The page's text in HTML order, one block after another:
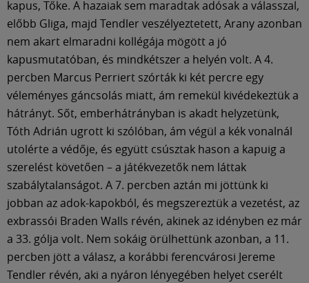
kapus, Tőke. A hazaiak sem maradtak adósak a válasszal,
előbb Gliga, majd Tendler veszélyeztetett, Arany azonban
nem akart elmaradni kollégája mögött a jó
kapusmutatóban, és mindkétszer a helyén volt. A 4.
percben Marcus Perriert szórták ki két percre egy
véleményes gáncsolás miatt, ám remekül kivédekeztük a
hátrányt. Sőt, emberhátrányban is akadt helyzetünk,
Tóth Adrián ugrott ki szólóban, ám végül a kék vonalnál
utolérte a védője, és együtt csúsztak hason a kapuig a
szerelést követően – a játékvezetők nem láttak
szabálytalanságot. A 7. percben aztán mi jöttünk ki
jobban az adok-kapokból, és megszereztük a vezetést, az
exbrassói Braden Walls révén, akinek az idényben ez már
a 33. gólja volt. Nem sokáig örülhettünk azonban, a 11.
percben jött a válasz, a korábbi ferencvárosi Jereme
Tendler révén, aki a nyáron lényegében helyet cserélt